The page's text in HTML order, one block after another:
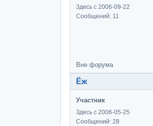
Здесь с 2006-09-22
Сообщений: 11
Вне форума
Ёж
Участник
Здесь с 2006-05-25
Сообщений: 28